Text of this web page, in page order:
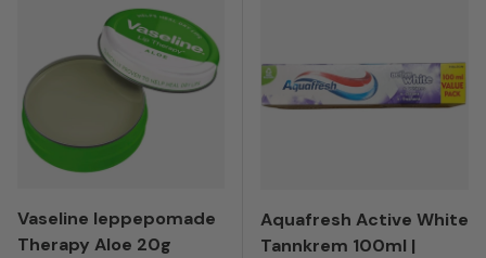
Vaseline leppepomade
Therapy Aloe 20g
Aquafresh Active White
Tannkrem 100ml |